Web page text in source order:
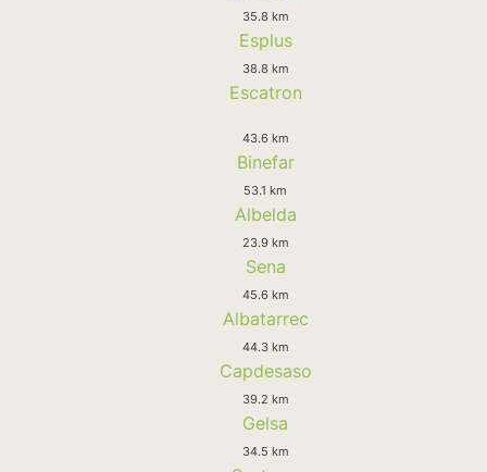
35.8 km
Esplus
38.8 km
Escatron
43.6 km
Binefar
53.1 km
Albelda
23.9 km
Sena
45.6 km
Albatarrec
44.3 km
Capdesaso
39.2 km
Gelsa
34.5 km